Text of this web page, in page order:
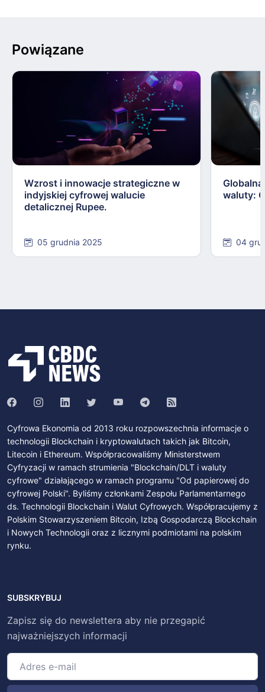
Powiązane
Wzrost i innowacje strategiczne w
indyjskiej cyfrowej walucie
detalicznej Rupee.
05 grudnia 2025
waluty:
04
Cyfrowa Ekonomia od 2013 roku rozpowszechnia informacje o
technologii Blockchain i kryptowalutach takich jak Bitcoin,
Litecoin i Ethereum. Współpracowaliśmy Ministerstwem
Cyfryzacji w ramach strumienia "Blockchain/DLT i waluty
cyfrowe" działającego w ramach programu "Od papierowej do
cyfrowej Polski". Byliśmy członkami Zespołu Parlamentarnego
ds. Technologii Blockchain i Walut Cyfrowych. Współpracujemy z
Polskim Stowarzyszeniem Bitcoin, Izbą Gospodarczą Blockchain
i Nowych Technologii oraz z licznymi podmiotami na polskim
rynku.
SUBSKRYBUJ
Zapisz się do newslettera aby nie przegapić
najważniejszych informacji